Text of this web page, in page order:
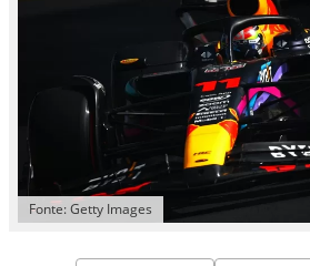
Fonte: Getty Images